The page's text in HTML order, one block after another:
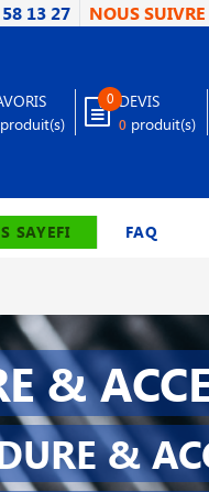
13 27 NOUS
produit(s)
0 DEVIS
0 produit(s)
SAYEFI FAQ
&
&